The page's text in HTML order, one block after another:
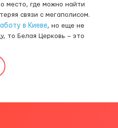
место, где можно найти
связи с мегаполисом.
в Киеве, но еще не
то Белая Церковь – это